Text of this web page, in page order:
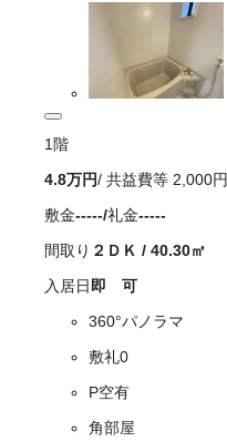
1 階
4.8万円/ 共益費等 2,000円
敷金-----/礼金-----
間取り ２ＤＫ / 40.30㎡
入居日 即 可
360°パノラマ
敷礼0
P空有
角部屋